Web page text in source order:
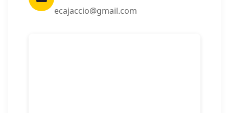
ecajaccio@gmail.com